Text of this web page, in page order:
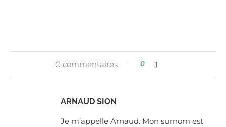
0 commentaires 0
ARNAUD SION
Je m’appelle Arnaud. Mon surnom est